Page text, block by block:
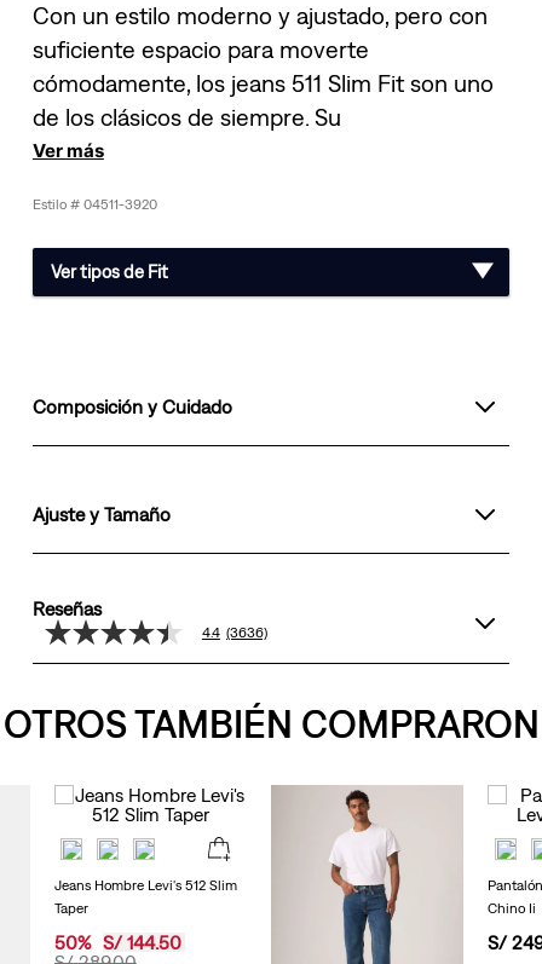
Con un estilo moderno y ajustado, pero con
suficiente espacio para moverte
cómodamente, los jeans 511 Slim Fit son uno
de los clásicos de siempre. Su
Ver más
04511-3920
Ver tipos de Fit
Composición y Cuidado
Ajuste y Tamaño
Reseñas
4.4
de
valor
medio
Read
Reviews.
Enlace
la
misma
página.
4.4 (3636)
OTROS TAMBIÉN COMPRARON
Jeans Hombre Levi's 512 Slim
Taper
50% S/ 144.50
Chino Ii
S/